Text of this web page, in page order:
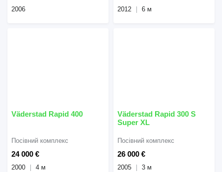
2006 2012 6 м
Väderstad Rapid 400
24 000 €
Посівний комплекс
2000 4 м
Väderstad Rapid 300 S
Super XL
26 000 €
Посівний комплекс
2005 3 м